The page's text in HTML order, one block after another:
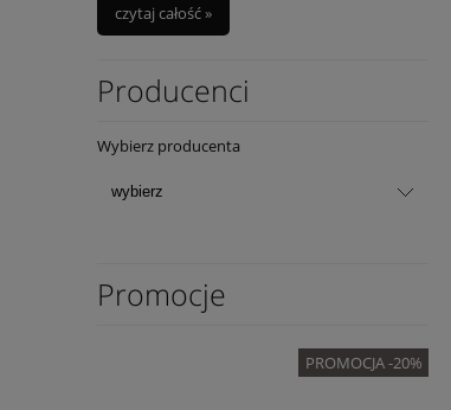
czytaj całość »
Producenci
Wybierz producenta
Promocje
PROMOCJA -20%